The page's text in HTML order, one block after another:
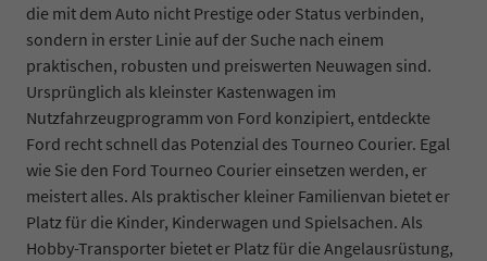
die mit dem Auto nicht Prestige oder Status verbinden,
sondern in erster Linie auf der Suche nach einem
praktischen, robusten und preiswerten Neuwagen sind.
Ursprünglich als kleinster Kastenwagen im
Nutzfahrzeugprogramm von Ford konzipiert, entdeckte
Ford recht schnell das Potenzial des Tourneo Courier. Egal
wie Sie den Ford Tourneo Courier einsetzen werden, er
meistert alles. Als praktischer kleiner Familienvan bietet er
Platz für die Kinder, Kinderwagen und Spielsachen. Als
Hobby-Transporter bietet er Platz für die Angelausrüstung,